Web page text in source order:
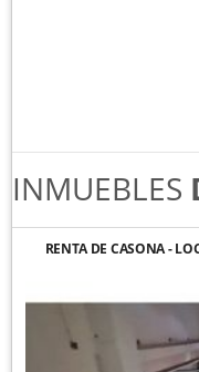
INMUEBLES
RENTA DE CASONA -